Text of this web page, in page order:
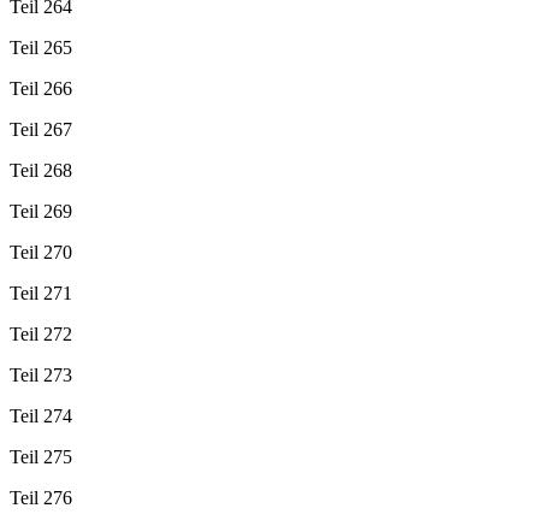
Teil 264
Teil 265
Teil 266
Teil 267
Teil 268
Teil 269
Teil 270
Teil 271
Teil 272
Teil 273
Teil 274
Teil 275
Teil 276